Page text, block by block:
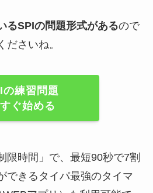
るSPIの問題形式があるので
ださいね。
の練習問題
ぐ始める
限時間」で、最短90秒で7割
できるタイパ最強のタイマ